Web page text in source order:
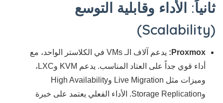
ثانياً: الأداء وقابلية التوسع
(Scalability)
Proxmox:
يدعم آلاف الـ VMs في الكلاستر الواحد، مع
أداء قوي جداً على العتاد المناسب. يدعم KVM وLXC،
وميزات مثل Live Migration وHigh Availability
وStorage Replication. الأداء الفعلي يعتمد على خبرة